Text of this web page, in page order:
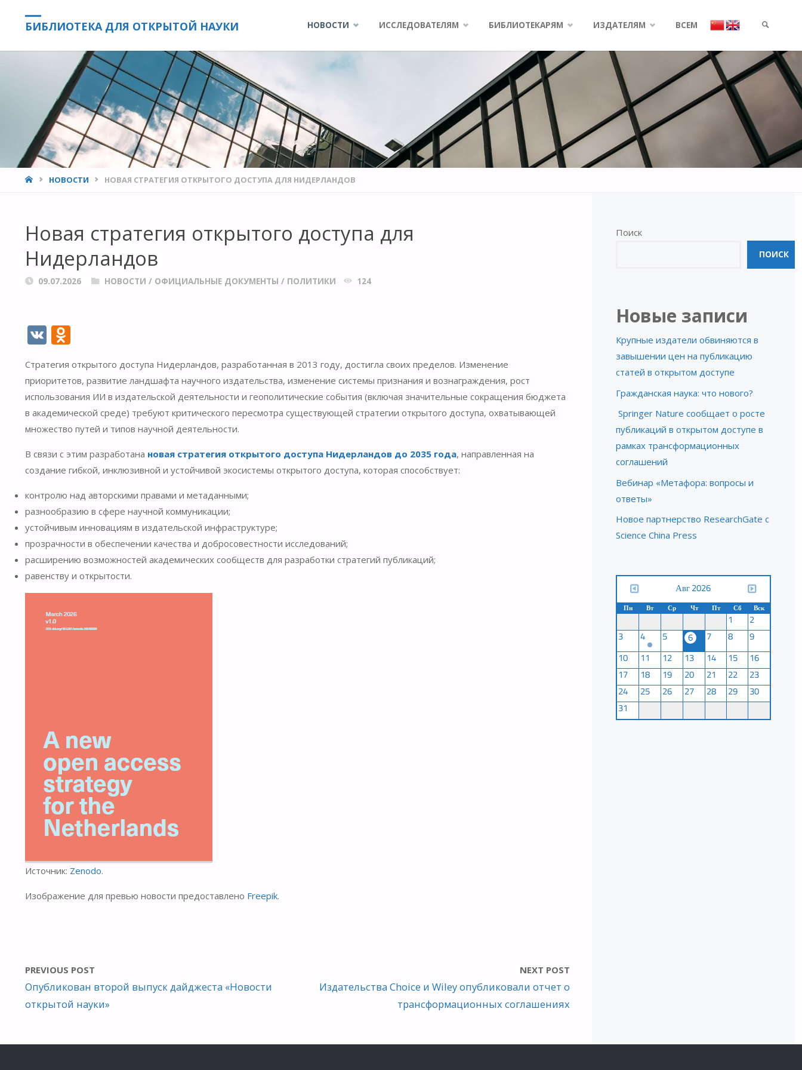
БИБЛИОТЕКА ДЛЯ ОТКРЫТОЙ НАУКИ НОВОСТИ ИССЛЕДОВАТЕЛЯМ БИБЛИОТЕКАРЯМ ИЗДАТЕЛЯМ ВСЕМ
SEARCH
HOMEНОВОСТИ НОВАЯ СТРАТЕГИЯ ОТКРЫТОГО ДОСТУПА ДЛЯ НИДЕРЛАНДОВ
Новая стратегия открытого доступа для
Нидерландов
09.07.2026 НОВОСТИ / ОФИЦИАЛЬНЫЕ ДОКУМЕНТЫ / ПОЛИТИКИ 124
V
n
o
kl
as
s
ni
ki
Стратегия открытого доступа Нидерландов, разработанная в 2013 году, достигла своих пределов. Изменение
приоритетов, развитие ландшафта научного издательства, изменение системы признания и вознаграждения, рост
использования ИИ в издательской деятельности и геополитические события (включая значительные сокращения бюджета
в академической среде) требуют критического пересмотра существующей стратегии открытого доступа, охватывающей
множество путей и типов научной деятельности.
В связи с этим разработана новая стратегия открытого доступа Нидерландов до 2035 года, направленная на
создание гибкой, инклюзивной и устойчивой экосистемы открытого доступа, которая способствует:
контролю над авторскими правами и метаданными;
разнообразию в сфере научной коммуникации;
устойчивым инновациям в издательской инфраструктуре;
прозрачности в обеспечении качества и добросовестности исследований;
расширению возможностей академических сообществ для разработки стратегий публикаций;
равенству и открытости.
Источник: Zenodo.
Изображение для превью новости предоставлено Freepik.
PREVIOUS POST
Опубликован второй выпуск дайджеста «Новости
открытой науки»
NEXT POST
Издательства Choice и Wiley опубликовали отчет о
трансформационных соглашениях
Поиск
ПОИСК
Новые записи
Крупные издатели обвиняются в
завышении цен на публикацию
статей в открытом доступе
Гражданская наука: что нового?
Springer Nature сообщает о росте
публикаций в открытом доступе в
рамках трансформационных
соглашений
Вебинар «Метафора: вопросы и
ответы»
Новое партнерство ResearchGate с
Science China Press
Авг 2026
Пн Вт Ср Чт Пт Сб Вск
1
2
3
4 5 6 7 8
9
10
11 12 13 14 15
16
17
18 19 20 21 22
23
24
25 26 27 28 29
30
31